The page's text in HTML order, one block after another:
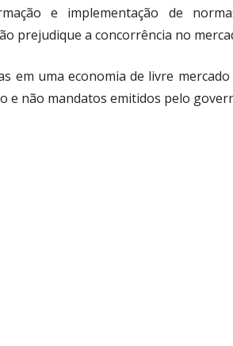
e implementação de
prejudique a concorrência no
em uma economia de livre mercado
e não mandatos emitidos pelo